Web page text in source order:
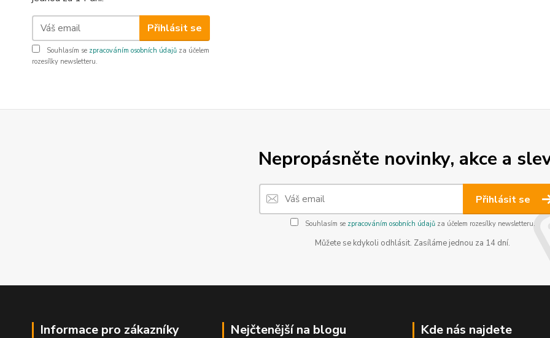
Přihlásit se
Souhlasím se zpracováním osobních údajů za účelem
rozesílky newsletteru.
Nepropásněte novinky, akce a
Přihlásit se
Souhlasím se zpracováním osobních údajůza účelem rozesílky newsletteru.
Můžete se kdykoli odhlásit. Zasíláme jednou za 14 dní.
Informace pro zákazníky Nejčtenější na blogu Kde nás najdete